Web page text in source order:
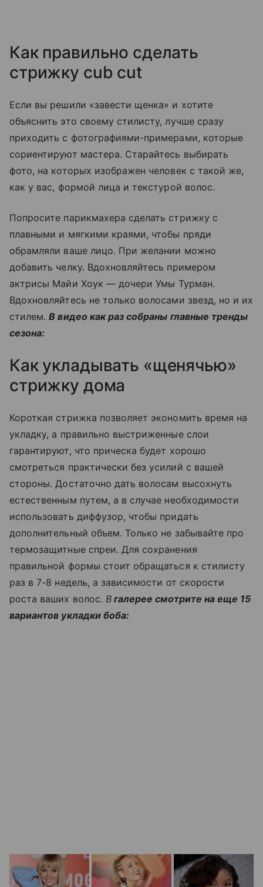
Как правильно сделать
стрижку cub cut
Если вы решили «завести щенка» и хотите
объяснить это своему стилисту, лучше сразу
приходить с фотографиями-примерами, которые
сориентируют мастера. Старайтесь выбирать
фото, на которых изображен человек с такой же,
как у вас, формой лица и текстурой волос.
Попросите парикмахера сделать стрижку с
плавными и мягкими краями, чтобы пряди
обрамляли ваше лицо. При желании можно
добавить челку. Вдохновляйтесь примером
актрисы Майи Хоук —дочери Умы Турман.
Вдохновляйтесь не только волосами звезд, но и их
стилем.В видео как раз собраны главные тренды
сезона:
Как укладывать «щенячью»
стрижку дома
Короткая стрижка позволяет экономить время на
укладку, а правильно выстриженные слои
гарантируют, что прическа будет хорошо
смотреться практически без усилий с вашей
стороны. Достаточно дать волосам высохнуть
естественным путем, а в случае необходимости
использовать диффузор, чтобы придать
дополнительный объем. Только не забывайте про
термозащитные спреи. Для сохранения
правильной формы стоит обращаться к стилисту
раз в 7-8 недель, а зависимости от скорости
роста ваших волос. Вгалерее смотрите на еще 15
вариантов укладки боба: